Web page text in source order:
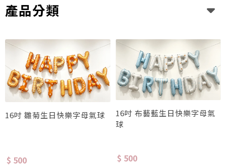
產品分類
16吋 雛菊生日快樂字母氣球
$ 500
16吋 布藝藍生日快樂字母氣
球
$ 500